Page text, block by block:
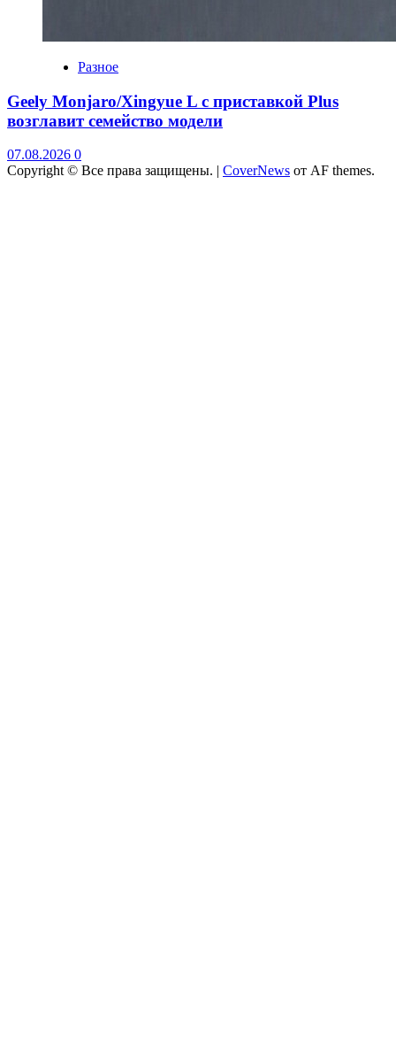
Разное
Geely Monjaro/Xingyue L с приставкой Plus
возглавит семейство модели
07.08.2026 0
Copyright © Все права защищены. | CoverNews от AF themes.